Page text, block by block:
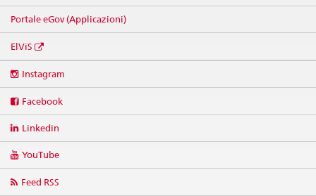
Portale eGov (Applicazioni)
ElViS
media
Instagram
Facebook
Linkedin
YouTube
Feed RSS